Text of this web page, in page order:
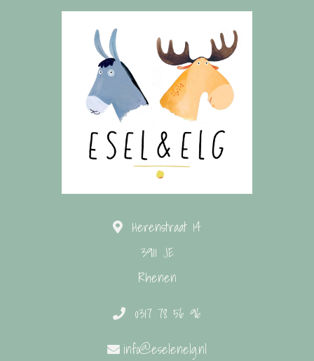
Herenstraat 14
3911 JE
Rhenen
0317 78 56 96
info@eselenelg.nl